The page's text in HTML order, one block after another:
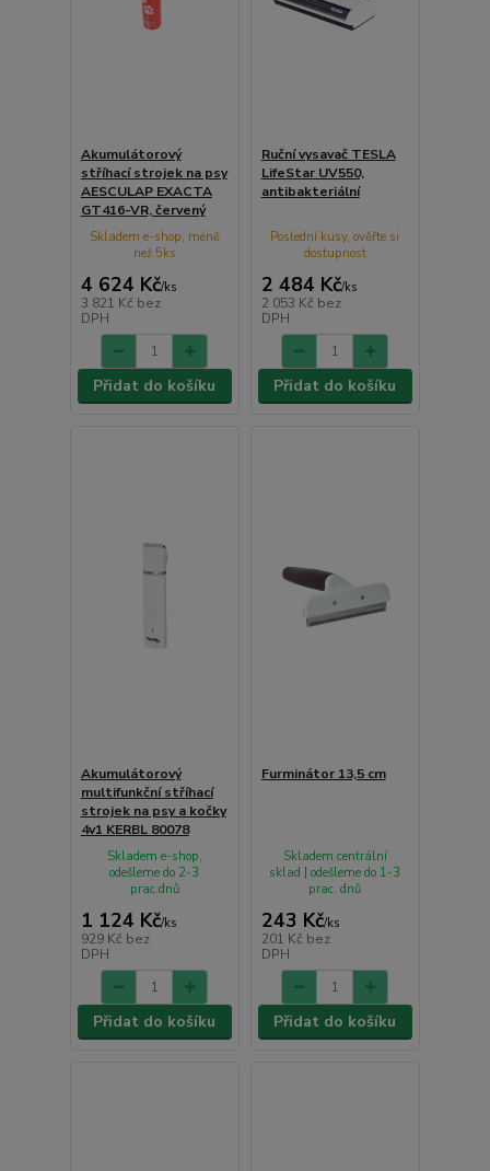
Akumulátorový
stříhací strojek na psy
AESCULAP EXACTA
GT416-VR, červený
4 624 Kč/ks
3 821 Kč bez
DPH
Skladem e-shop, méně
než 5ks
Přidat do košíku
Ruční vysavač TESLA
LifeStar UV550,
antibakteriální
2 484 Kč/ks
2 053 Kč bez
DPH
Poslední kusy, ověřte si
dostupnost
Přidat do košíku
Akumulátorový
multifunkční stříhací
strojek na psy a kočky
4v1 KERBL 80078
1 124 Kč/ks
929 Kč bez
DPH
Skladem e-shop,
odešleme do 2-3
prac.dnů
Přidat do košíku
Furminátor 13,5 cm
243 Kč/ks
201 Kč bez
DPH
Skladem centrální
sklad | odešleme do 1-3
prac. dnů
Přidat do košíku